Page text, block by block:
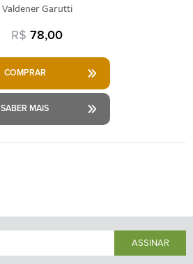
Valdener Garutti
R$ 78,00
COMPRAR
SABER MAIS
ASSINAR